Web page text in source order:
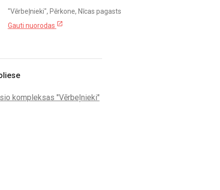
"Vērbeļnieki", Pērkone, Nīcas pagasts
Gauti nuorodas open_in_new
kompleksas "Vērbeļnieki"